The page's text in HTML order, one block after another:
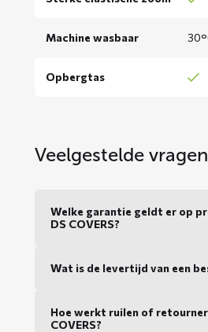
Machine wasbaar
Opbergtas
Veelgestelde vragen
Welke garantie geldt er op
DS COVERS?
Wat is de levertijd van een
Hoe werkt ruilen of
COVERS?